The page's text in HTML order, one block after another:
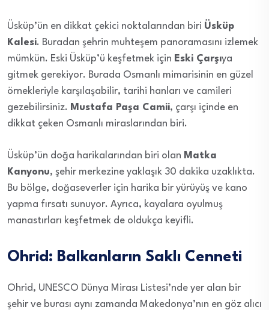
Üsküp’ün en dikkat çekici noktalarından biri Üsküp
Kalesi. Buradan şehrin muhteşem panoramasını izlemek
mümkün. Eski Üsküp’ü keşfetmek için Eski Çarşıya
gitmek gerekiyor. Burada Osmanlı mimarisinin en güzel
örnekleriyle karşılaşabilir, tarihi hanları ve camileri
gezebilirsiniz. Mustafa Paşa Camii, çarşı içinde en
dikkat çeken Osmanlı miraslarından biri.
Üsküp’ün doğa harikalarından biri olan Matka
Kanyonu, şehir merkezine yaklaşık 30 dakika uzaklıkta.
Bu bölge, doğaseverler için harika bir yürüyüş ve kano
yapma fırsatı sunuyor. Ayrıca, kayalara oyulmuş
manastırları keşfetmek de oldukça keyifli.
Ohrid: Balkanların Saklı Cenneti
Ohrid, UNESCO Dünya Mirası Listesi’nde yer alan bir
şehir ve burası aynı zamanda Makedonya’nın en göz alıcı